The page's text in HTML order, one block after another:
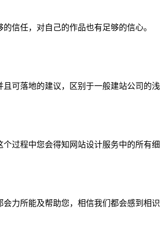
信任，对自己的作品也有足够的信心。
可落地的建议，区别于一般建站公司的
过程中您会得知网站设计服务中的所有
力所能及帮助您，相信我们都会感到相